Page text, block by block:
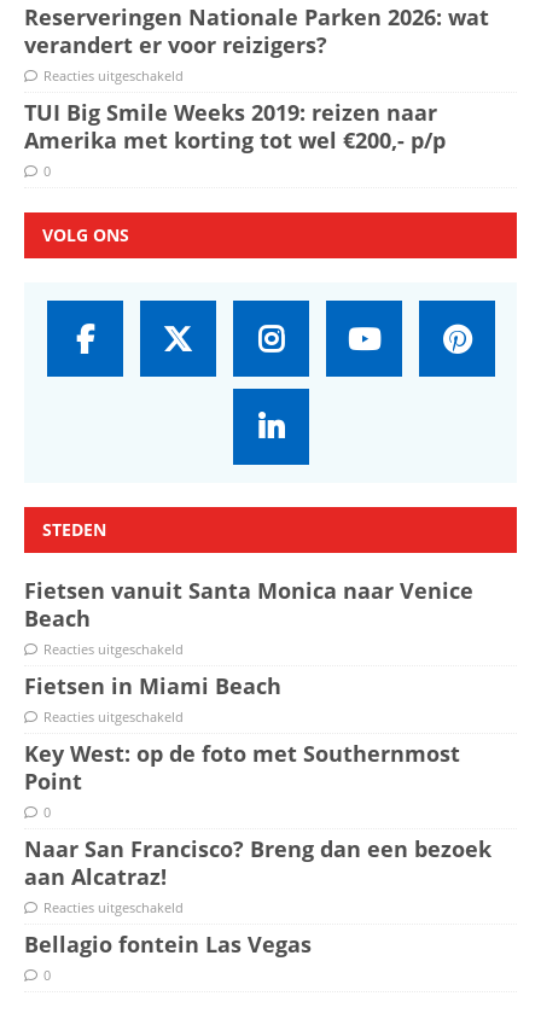
Reserveringen Nationale Parken 2026: wat
verandert er voor reizigers?
Reacties uitgeschakeld
TUI Big Smile Weeks 2019: reizen naar
Amerika met korting tot wel €200,- p/p
0
VOLG ONS
STEDEN
Fietsen vanuit Santa Monica naar Venice
Beach
Reacties uitgeschakeld
Fietsen in Miami Beach
Reacties uitgeschakeld
Key West: op de foto met Southernmost
Point
0
Naar San Francisco? Breng dan een bezoek
aan Alcatraz!
Reacties uitgeschakeld
Bellagio fontein Las Vegas
0